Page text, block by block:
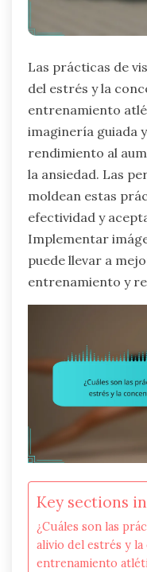
Las prácticas de
del estrés y la
entrenamiento
imaginería guiada
rendimiento al
la ansiedad. Las
moldean estas
efectividad y
Implementar
puede llevar a
entrenamiento y
Key sections
¿Cuáles son las
alivio del estrés y
entrenamiento